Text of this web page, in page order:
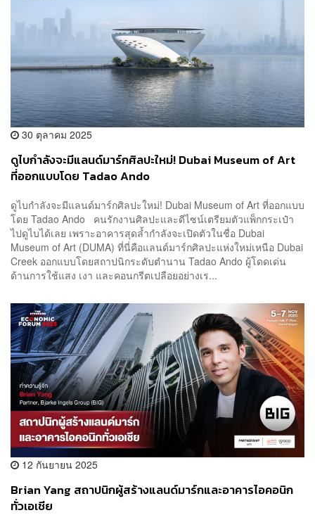
30 ตุลาคม 2025
ดูไบกำลังจะมีแลนด์มาร์กศิลปะใหม่! Dubai Museum of Art
ที่ออกแบบโดย Tadao Ando
ดูไบกำลังจะมีแลนด์มาร์กศิลปะใหม่! Dubai Museum of Art ที่ออกแบบ
โดย Tadao Ando คนรักงานศิลปะและดีไซน์เตรียมตัวแพ็กกระเป๋า
ไปดูไบได้เลย เพราะอาคารสุดล้ำกำลังจะเปิดตัวในชื่อ Dubai
Museum of Art (DUMA) ที่นี่คือแลนด์มาร์กศิลปะแห่งใหม่เหนือ Dubai
Creek ออกแบบโดยสถาปนิกระดับตำนาน Tadao Ando ผู้โดดเด่น
ด้านการใช้แสง เงา และคอนกรีตเปลือยอย่างเร...
12 กันยายน 2025
Brian Yang สถาปนิกผู้สร้างแลนด์มาร์กและอาคารไอคอนิก
ทั่วเอเชีย